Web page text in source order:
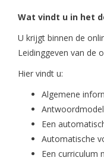
Wat vindt u in het
U krijgt binnen de
Leidinggeven van de
Hier vindt u:
Algemene
Een
Automatische
Een curriculum